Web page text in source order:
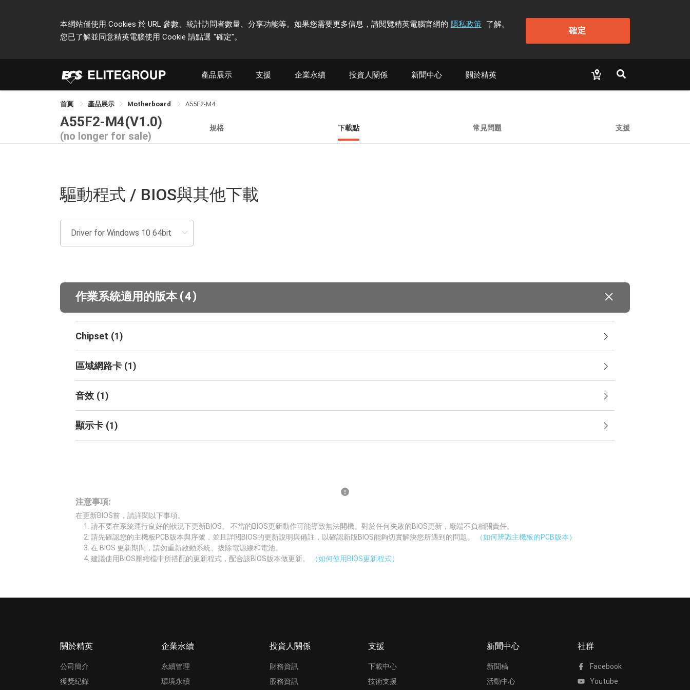
本網站僅使用 Cookies 於 URL 參數、統計訪問者數量、分享功能等。如果您需要更多信息，請閱覽精英電腦官網的 隱私政策 了解。
您已了解並同意精英電腦使用 Cookie 請點選 "確定"。
確定
產品展示 支援 企業永續 投資人關係 新聞中心 關於精英
首頁 產品展示 Motherboard A55F2-M4
A55F2-M4(V1.0)
(no longer for sale)
規格 下載點 常見問題 支援
驅動程式 / BIOS與其他下載
作業系統適用的版本 (4)
Chipset (1)
區域網路卡 (1)
音效 (1)
顯示卡 (1)
注意事項:
在更新BIOS前，請詳閱以下事項。
請不要在系統運行良好的狀況下更新BIOS。 不當的BIOS更新動作可能導致無法開機。對於任何失敗的BIOS更新，廠端不負相關責任。
請先確認您的主機板PCB版本與序號，並且詳閱BIOS的更新說明與備註，以確認新版BIOS能夠切實解決您所遇到的問題。
（如何辨識主機板的PCB版本）
在 BIOS 更新期間，請勿重新啟動系統、拔除電源線和電池。
建議使用BIOS壓縮檔中所搭配的更新程式，配合該BIOS版本做更新。
（如何使用BIOS更新程式）
關於精英
公司簡介
獲獎紀錄
企業永續
永續管理
環境永續
投資人關係
財務資訊
股務資訊
支援
下載中心
技術支援
新聞中心
新聞稿
活動中心
社群
Facebook
Youtube